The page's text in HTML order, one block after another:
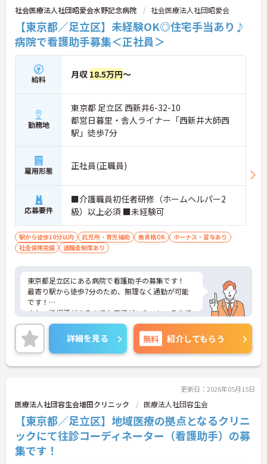
社会医療法人社団昭愛会水野記念病院 社会医療法人社団昭愛会
【東京都／足立区】未経験OK◎住宅手当あり♪
病院で看護助手募集＜正社員＞
給料 月収 18.5万円～
勤務地
東京都 足立区 西新井6-32-10
都営日暮里・舎人ライナー「西新井大師西
駅」徒歩7分
雇用形態 正社員(正職員)
応募要件
■介護職員初任者研修（ホームヘルパー2
級）以上必須 ■未経験可
駅から徒歩10分以内 託児所・育児補助 無資格OK
ボーナス・賞与あり
社会保険完備
退職金制度あり
東京都足立区にある病院で看護助手の募集です！
最寄り駅から徒歩7分のため、無理なく通勤が可能
です！
また、託児所があるのでお子様がいらっしゃる方で
も安心して働ける環境が整っています♪
ご興味ある方は面接ポイントをお伝えしますので、
お気軽にご連絡ください。
詳細を見る 無料 紹介してもらう
更新日：2026年05月15日
医療法人社団容生会増田クリニック 医療法人社団容生会
【東京都／足立区】地域医療の拠点となるクリニ
ックにて往診コーディネーター（看護助手）の募
集です！